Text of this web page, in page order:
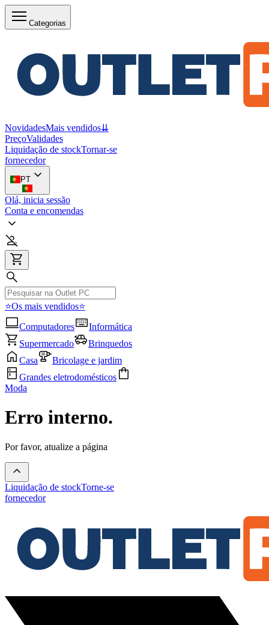
Categorias
NovidadesMais vendidos⇊
PreçoValidades
Liquidação de stockTornar-se
fornecedor
PT
Olá, inicia sessão
Conta e encomendas
⭐Os mais vendidos⭐
Computadores
Informática
Supermercado
Brinquedos
Casa
Bricolage e jardim
Grandes eletrodomésticos
Moda
Erro interno.
Por favor, atualize a página
Liquidação de stockTorne-se
fornecedor